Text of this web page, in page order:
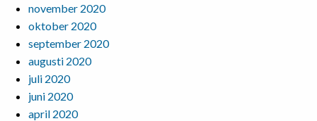
november 2020
oktober 2020
september 2020
augusti 2020
juli 2020
juni 2020
april 2020